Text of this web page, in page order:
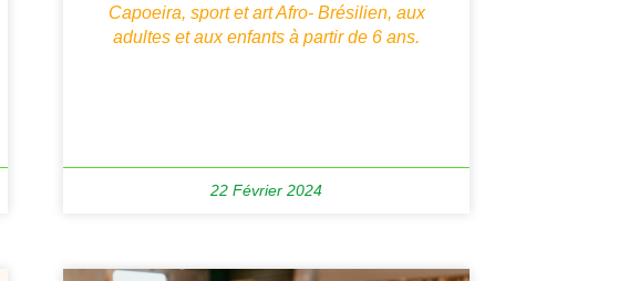
Capoeira, sport et art Afro- Brésilien, aux
adultes et aux enfants à partir de 6 ans.
22 Février 2024